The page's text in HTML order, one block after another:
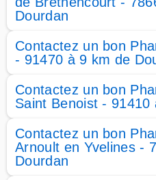
Dourdan
Contactez un bon
- 91470 à 9 km de
Contactez un bon
Saint Benoist - 91410
Contactez un bon
Arnoult en Yvelines -
Dourdan